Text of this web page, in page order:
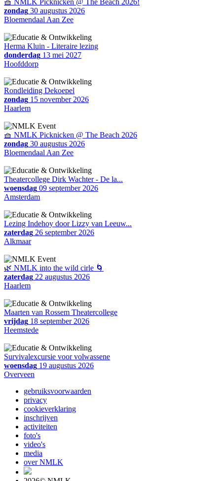
🧺 NMLK Picknicken @ The Beach 2026!
zondag 30 augustus 2026
Bloemendaal Aan Zee
Herma Kluin - Literaire lezing
donderdag 13 mei 2027
Hoofddorp
Rondleiding Dekoepel
zondag 15 november 2026
Haarlem
🧺 NMLK Picknicken @ The Beach 2026
zondag 30 augustus 2026
Bloemendaal Aan Zee
Theatercollege Dirk Wachter - De la...
woensdag 09 september 2026
Amsterdam
Lezing Indehoy door Lizzy van Leeuw...
zaterdag 26 september 2026
Alkmaar
🌿 NMLK into the wild cirle 🌀
zaterdag 22 augustus 2026
Haarlem
Maarten van Rossem Theatercollege
vrijdag 18 september 2026
Heemstede
Survivalexcursie voor volwassene
woensdag 19 augustus 2026
Overveen
gebruiksvoorwaarden
privacy
cookieverklaring
inschrijven
activiteiten
foto's
video's
media
over NMLK